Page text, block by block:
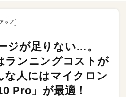
ップ
ジが足りない…。
ランニングコストが
な人にはマイクロン
Pro」が最適！